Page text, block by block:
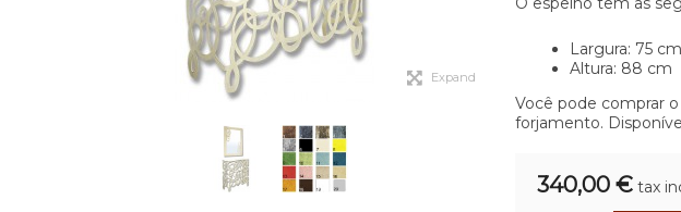
Expand
Largura: 75
Altura: 88 cm
Você pode comprar
forjamento.
340,00 € tax